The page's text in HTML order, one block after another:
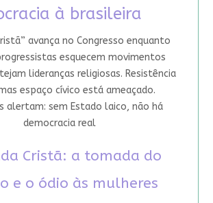
à brasileira
avança no Congresso enquanto
esquecem movimentos
lideranças religiosas. Resistência
espaço cívico está ameaçado.
alertam: sem Estado laico, não há
democracia real
Cristã: a tomada do
e o ódio às mulheres